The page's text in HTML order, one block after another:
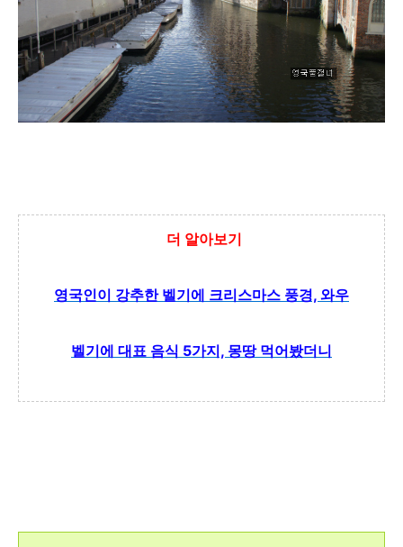
더 알아보기
영국인이 강추한 벨기에 크리스마스 풍경, 와우
벨기에 대표 음식 5가지, 몽땅 먹어봤더니